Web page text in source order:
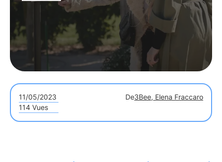
11/05/2023 De3Bee, Elena Fraccaro
114 Vues